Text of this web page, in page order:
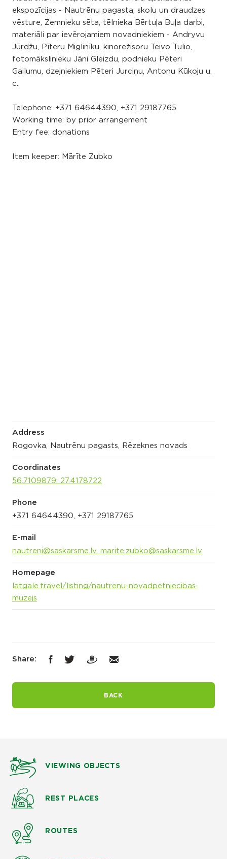
ekspozīcijas - Nautrēnu pagasta, skolu un draudzes
vēsture, Zemnieku sēta, tēlnieka Bērtuļa Buļa darbi,
materiāli par ievērojamiem novadniekiem - Andryvu
Jūrdžu, Pīteru Miglinīku, kinorežisoru Teivo Tulio,
fotomākslinieku Jāni Gleizdu, podnieku Pēteri
Gailumu, dzejniekiem Pēteri Jurciņu, Antonu Kūkoju u.
c..
Telephone: +371 64644390, +371 29187765
Working time: by prior arrangement
Entry fee: donations
Item keeper: Mārīte Zubko
Address
Rogovka, Nautrēnu pagasts, Rēzeknes novads
Coordinates
56.7109879; 27.4178722
Phone
+371 64644390, +371 29187765
E-mail
nautreni@saskarsme.lv, marite.zubko@saskarsme.lv
Homepage
latgale.travel/listing/nautrenu-novadpetniecibas-
muzejs
Share:
BACK
VIEWING OBJECTS
REST PLACES
ROUTES